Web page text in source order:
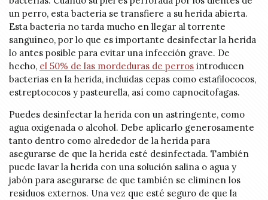
un perro, esta bacteria se transfiere a su herida abierta.
Esta bacteria no tarda mucho en llegar al torrente
sanguíneo, por lo que es importante desinfectar la herida
lo antes posible para evitar una infección grave. De
hecho, el 50% de las mordeduras de perros introducen
bacterias en la herida, incluidas cepas como estafilococos,
estreptococos y pasteurella, así como capnocitofagas.
Puedes desinfectar la herida con un astringente, como
agua oxigenada o alcohol. Debe aplicarlo generosamente
tanto dentro como alrededor de la herida para
asegurarse de que la herida esté desinfectada. También
puede lavar la herida con una solución salina o agua y
jabón para asegurarse de que también se eliminen los
residuos externos. Una vez que esté seguro de que la